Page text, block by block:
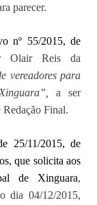
parecer.
nº 55/2015, de
Olair Reis da
vereadores para
a ser
Redação Final.
25/11/2015, de
que solicita aos
de Xinguara,
dia 04/12/2015,